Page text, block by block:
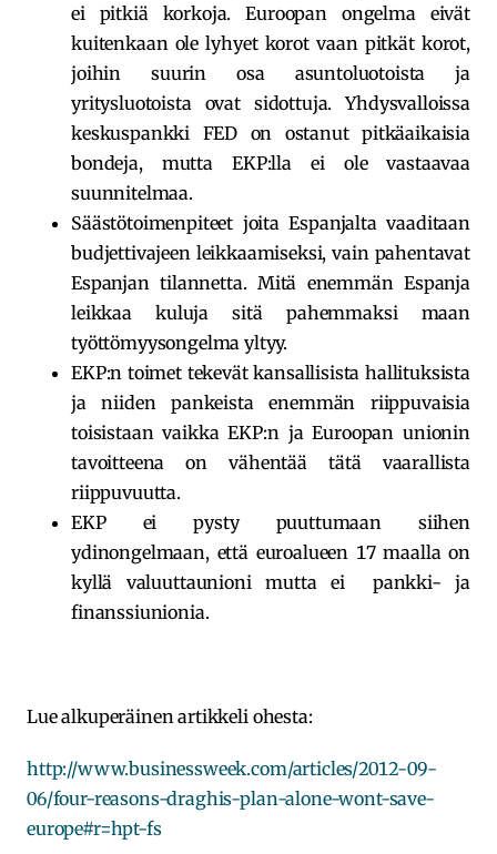
ei pitkiä korkoja. Euroopan ongelma eivät
kuitenkaan ole lyhyet korot vaan pitkät korot,
joihin suurin osa asuntoluotoista ja
yritysluotoista ovat sidottuja. Yhdysvalloissa
keskuspankki FED on ostanut pitkäaikaisia
bondeja, mutta EKP:lla ei ole vastaavaa
suunnitelmaa.
Säästötoimenpiteet joita Espanjalta vaaditaan
budjettivajeen leikkaamiseksi, vain pahentavat
Espanjan tilannetta. Mitä enemmän Espanja
leikkaa kuluja sitä pahemmaksi maan
työttömyysongelma yltyy.
EKP:n toimet tekevät kansallisista hallituksista
ja niiden pankeista enemmän riippuvaisia
toisistaan vaikka EKP:n ja Euroopan unionin
tavoitteena on vähentää tätä vaarallista
riippuvuutta.
EKP ei pysty puuttumaan siihen
ydinongelmaan, että euroalueen 17 maalla on
kyllä valuuttaunioni mutta ei pankki- ja
finanssiunionia.
Lue alkuperäinen artikkeli ohesta:
http://www.businessweek.com/articles/2012-09-
06/four-reasons-draghis-plan-alone-wont-save-
europe#r=hpt-fs